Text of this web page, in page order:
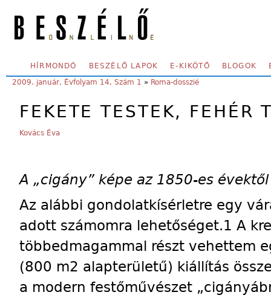
SECONDARY MENU
HÍRMONDÓ BESZÉLŐ LAPOK E-KIKÖTŐ BLOGOK
YOU ARE HERE:
2009. január, Évfolyam 14, Szám 1 » Roma-dosszié
FEKETE TESTEK, FEHÉR
Kovács Éva
A „cigány” képe az 1850-es
Az alábbi gondolatkísérletre egy
adott számomra lehetőséget.1 A
többedmagammal részt vehettem
(800 m2 alapterüle­tű) kiállítás
a modern festőművészet